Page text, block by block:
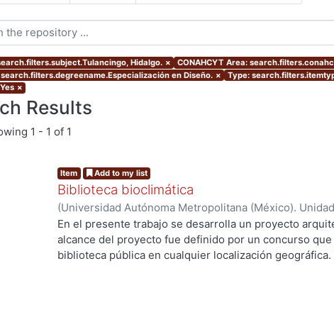
Hidalgo. × CONAHCYT Area:
en Diseño. × Type:
×
Results
1 - 1 of 1
Item Add to my list
Biblioteca bioclimática
(Universidad Autónoma Metropolitana (México).
de Servicios de Información.,2013-08) Pérez Castro,
En el presente trabajo se desarrolla un proyecto
alcance del proyecto fue definido por un concurso
biblioteca pública en cualquier localización